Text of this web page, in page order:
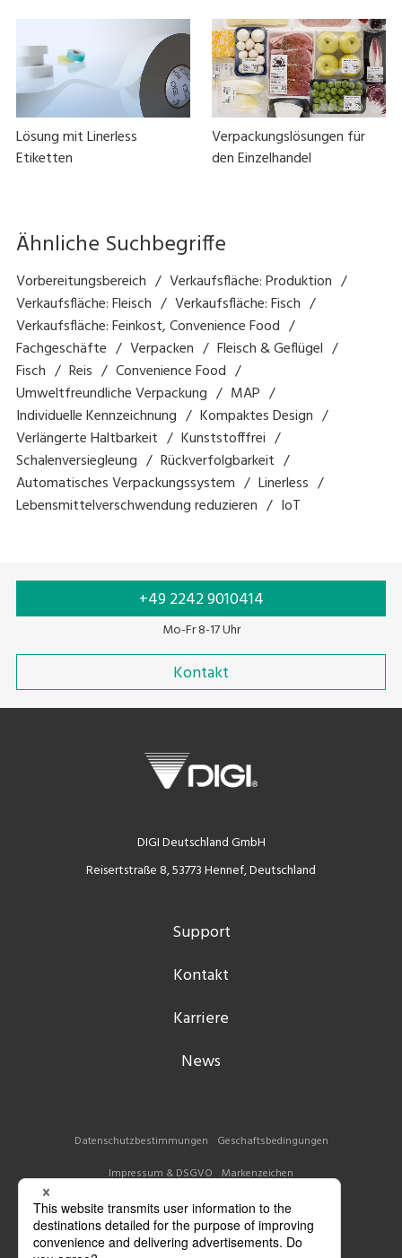
Lösung mit Linerless
Etiketten
Verpackungslösungen für
den Einzelhandel
Ähnliche Suchbegriffe
Vorbereitungsbereich
Verkaufsfläche: Produktion
Verkaufsfläche: Fleisch
Verkaufsfläche: Fisch
Verkaufsfläche: Feinkost, Convenience Food
Fachgeschäfte
Verpacken
Fleisch & Geflügel
Fisch
Reis
Convenience Food
Umweltfreundliche Verpackung
MAP
Individuelle Kennzeichnung
Kompaktes Design
Verlängerte Haltbarkeit
Kunststofffrei
Schalenversiegleung
Rückverfolgbarkeit
Automatisches Verpackungssystem
Linerless
Lebensmittelverschwendung reduzieren
IoT
+49 2242 9010414
Mo-Fr 8-17 Uhr
Kontakt
DIGI Deutschland GmbH
Reisertstraße 8, 53773 Hennef, Deutschland
Support
Kontakt
Karriere
News
Datenschutzbestimmungen Geschaftsbedingungen
Impressum & DSGVO Markenzeichen